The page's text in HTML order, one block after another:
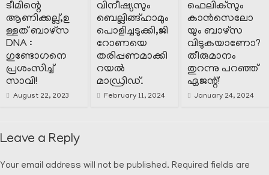
ടീമിന്റെ
ആണിക്കല്ല്,ഉ
ള്ളത് ബാഴ്സ
DNA :
ഗുണ്ടോഗനെ
പ്രശംസിച്ച്
സാവി!
August 22, 2023
വിനീഷ്യസും
ബെല്ലിങ്ങ്ഹാമും
പൊളിച്ചടുക്കി,ജി
റോണയെ
തരിപ്പണമാക്കി
റയൽ
മാഡ്രിഡ്.
February 11, 2024
ഫെലിക്സും
കാൻസെലോ
യും ബാഴ്സ
വിടുകയാണോ?
തീരുമാനം
തുറന്നു പറഞ്ഞ്
ഏജന്റ്!
January 24, 2024
Leave a Reply
Your email address will not be published. Required fields are